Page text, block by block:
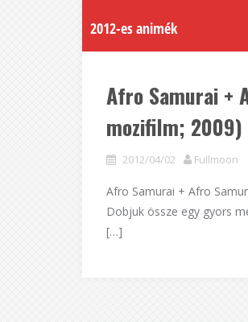
2012-es animék
Afro Samurai +
mozifilm; 2009)
2012/04/02 Fullmoon
Afro Samurai + Afro
Dobjuk össze egy gyors
[…]